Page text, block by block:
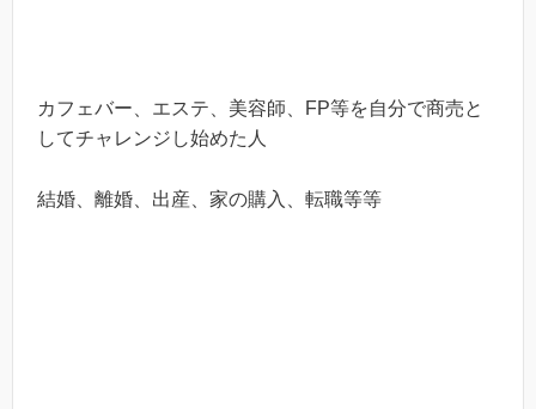
カフェバー、エステ、美容師、FP等を自分で商売と
してチャレンジし始めた人
結婚、離婚、出産、家の購入、転職等等